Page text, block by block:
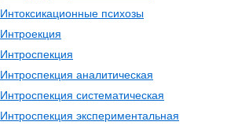
Интоксикационные психозы
Интроекция
Интроспекция
Интроспекция аналитическая
Интроспекция систематическая
Интроспекция экспериментальная